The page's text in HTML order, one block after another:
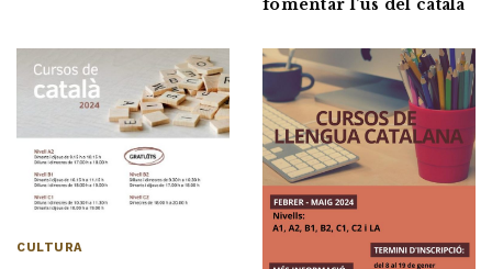
fomentar l’ús del català
CULTURA